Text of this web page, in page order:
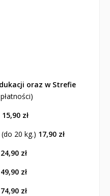
oraz w Strefie
15,90 zł
20 kg.) 17,90 zł
24,90 zł
49,90 zł
74,90 zł